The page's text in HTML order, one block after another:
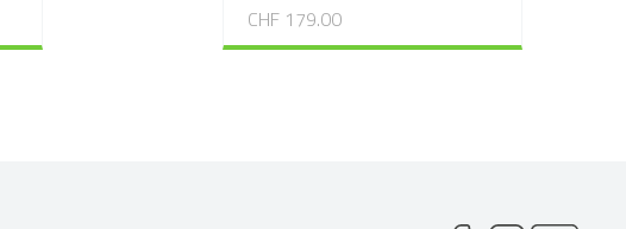
CHF 179.00